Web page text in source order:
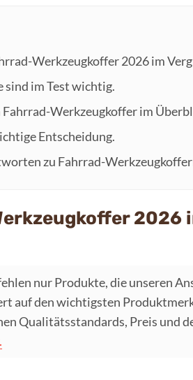
Werkzeugkoffer 2026 im
sind im Test wichtig.
Werkzeugkoffer im
Entscheidung.
zu Fahrrad-
2026
nur Produkte, die unseren
auf den wichtigsten
Qualitätsstandards, Preis und